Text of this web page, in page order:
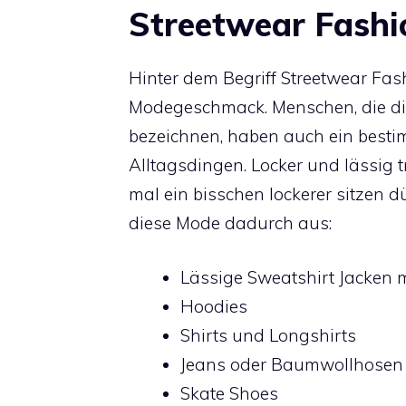
Streetwear
Hinter dem Begriff Streetwear
Modegeschmack. Menschen, die
bezeichnen, haben auch ein
Alltagsdingen. Locker und lässig
mal ein bisschen lockerer sitzen
diese Mode dadurch aus:
Lässige Sweatshirt Jacken
Hoodies
Shirts und Longshirts
Jeans oder
Skate Shoes